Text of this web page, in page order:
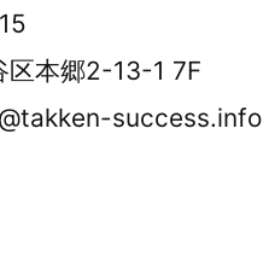
区本郷2-13-1 7F
success.info